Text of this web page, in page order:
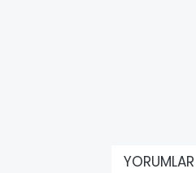
YORUMLAR